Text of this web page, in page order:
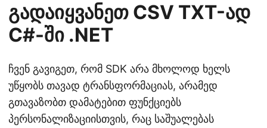
გადაიყვანეთ CSV TXT-ად
C#-ში .NET
ჩვენ გავიგეთ, რომ SDK არა მხოლოდ ხელს
უწყობს თავად ტრანსფორმაციას, არამედ
გთავაზობთ დამატებით ფუნქციებს
პერსონალიზაციისთვის, რაც საშუალებას